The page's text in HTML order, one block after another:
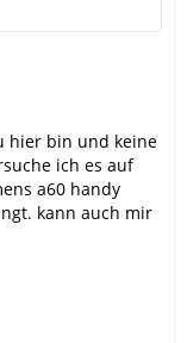
hier bin und keine
ich es auf
a60 handy
kann auch mir